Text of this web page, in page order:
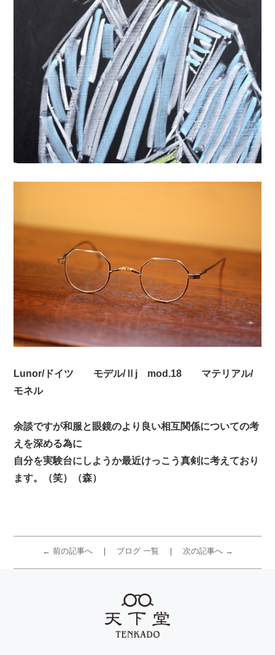
Lunor/ドイツ モデル/Ⅱj mod.18 マテリアル/
モネル
余談ですが和服と眼鏡のより良い相互関係についての考
えを深める為に
自分を実験台にしようか最近けっこう真剣に考えており
ます。（笑）（森）
← 前の記事へ ブログ 一覧 次の記事へ →